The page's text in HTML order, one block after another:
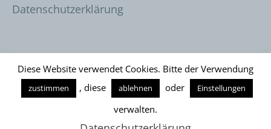
Datenschutzerklärung
Datenschutzerklärung/ Immanuel Kant
Gymnasium © 2026
Diese Website verwendet Cookies. Bitte der Verwendung
zustimmen , diese ablehnen oder Einstellungen
verwalten.